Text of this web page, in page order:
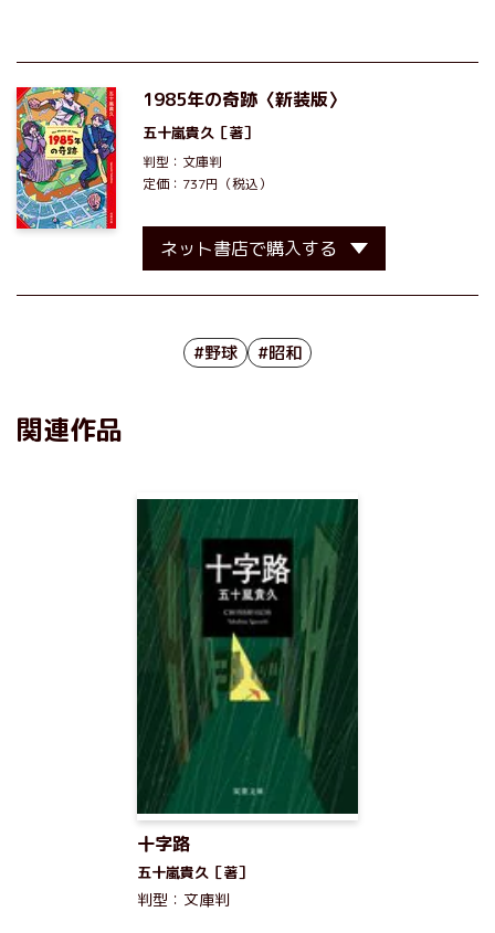
1985年の奇跡〈新装版〉
五十嵐貴久 ［著］
判型：文庫判
定価：737円（税込）
ネット書店で購入する
#野球 #昭和
関連作品
十字路
五十嵐貴久［著］
判型：文庫判